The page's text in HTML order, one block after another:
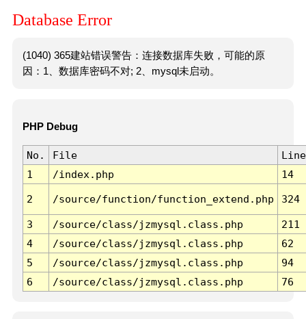
Database Error
(1040) 365建站错误警告：连接数据库失败，可能的原
因：1、数据库密码不对; 2、mysql未启动。
PHP Debug
No. File
Line
1
/index.php 14
2 /source/function/function_extend.php 324
3 /source/class/jzmysql.class.php
211
4
/source/class/jzmysql.class.php
62
5
/source/class/jzmysql.class.php
94
6
/source/class/jzmysql.class.php 76